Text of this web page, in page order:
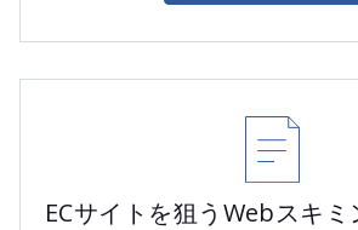
ECサイトを狙うWebスキミ